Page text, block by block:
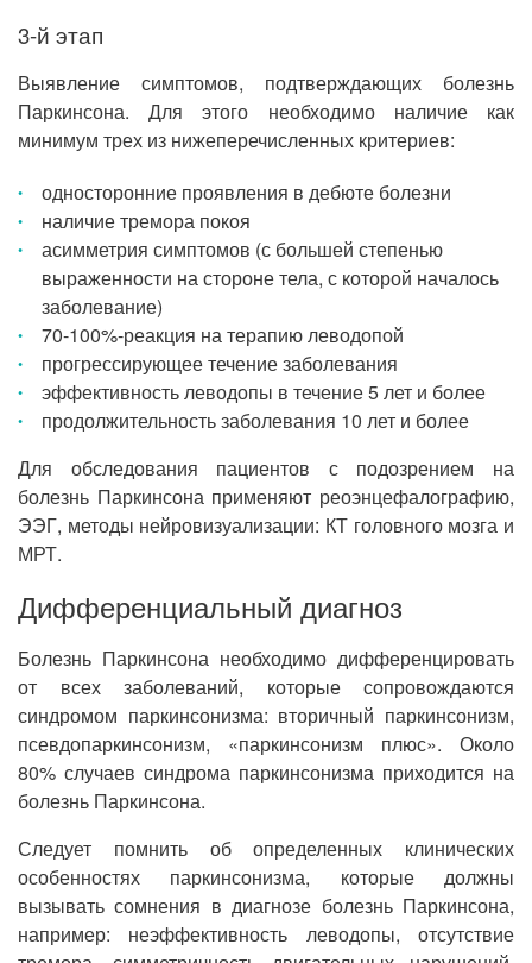
3-й этап
Выявление симптомов, подтверждающих болезнь
Паркинсона. Для этого необходимо наличие как
минимум трех из нижеперечисленных критериев:
односторонние проявления в дебюте болезни
наличие тремора покоя
асимметрия симптомов (с большей степенью
выраженности на стороне тела, с которой началось
заболевание)
70-100%-реакция на терапию леводопой
прогрессирующее течение заболевания
эффективность леводопы в течение 5 лет и более
продолжительность заболевания 10 лет и более
Для обследования пациентов с подозрением на
болезнь Паркинсона применяют реоэнцефалографию,
ЭЭГ, методы нейровизуализации: КТ головного мозга и
МРТ.
Дифференциальный диагноз
Болезнь Паркинсона необходимо дифференцировать
от всех заболеваний, которые сопровождаются
синдромом паркинсонизма: вторичный паркинсонизм,
псевдопаркинсонизм, «паркинсонизм плюс». Около
80% случаев синдрома паркинсонизма приходится на
болезнь Паркинсона.
Следует помнить об определенных клинических
особенностях паркинсонизма, которые должны
вызывать сомнения в диагнозе болезнь Паркинсона,
например: неэффективность леводопы, отсутствие